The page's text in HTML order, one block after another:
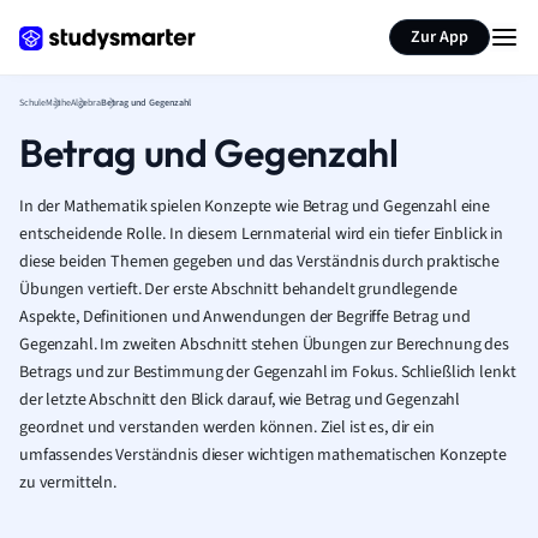
Zur App
SchuleMatheAlgebraBetrag und Gegenzahl
Betrag und Gegenzahl
In der Mathematik spielen Konzepte wie Betrag und Gegenzahl eine
entscheidende Rolle. In diesem Lernmaterial wird ein tiefer Einblick in
diese beiden Themen gegeben und das Verständnis durch praktische
Übungen vertieft. Der erste Abschnitt behandelt grundlegende
Aspekte, Definitionen und Anwendungen der Begriffe Betrag und
Gegenzahl. Im zweiten Abschnitt stehen Übungen zur Berechnung des
Betrags und zur Bestimmung der Gegenzahl im Fokus. Schließlich lenkt
der letzte Abschnitt den Blick darauf, wie Betrag und Gegenzahl
geordnet und verstanden werden können. Ziel ist es, dir ein
umfassendes Verständnis dieser wichtigen mathematischen Konzepte
zu vermitteln.
Seite zusammenfassen